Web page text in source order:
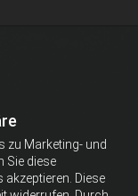
zu Marketing- und
Sie diese
Diese